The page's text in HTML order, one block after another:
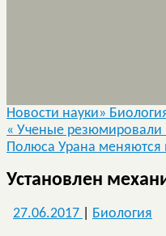
Новости науки»
« Ученые резюмировали
Полюса Урана
Установлен
27.06.2017 Биология